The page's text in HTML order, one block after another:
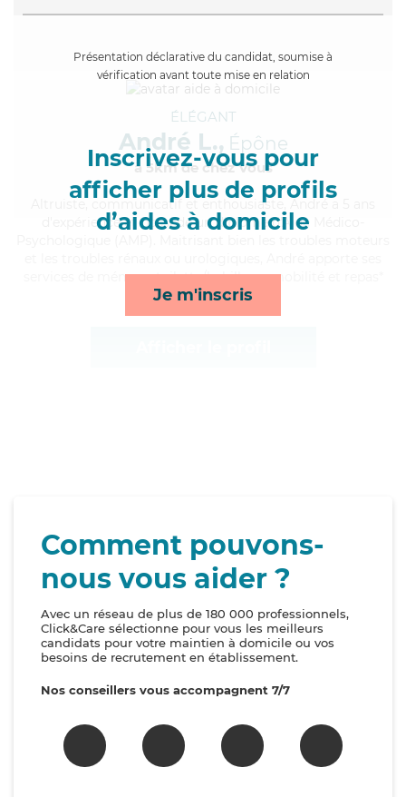
Présentation déclarative du candidat, soumise à
vérification avant toute mise en relation
Inscrivez-vous pour
afficher plus de profils
d’aides à domicile
Je m'inscris
ÉLÉGANT
André L., Épône
à 5km de chez Vous
, communicatif et enthousiaste, André a 5 ans
d'expérience et possède un diplôme d'Aide Médico-
services de ménage, toilette/habillage, mobilité et repas*
Comment pouvons-
nous vous aider ?
Avec un réseau de plus de 180 000 professionnels,
Click&Care sélectionne pour vous les meilleurs
candidats pour votre maintien à domicile ou vos
besoins de recrutement en établissement.
Nos conseillers vous accompagnent 7/7